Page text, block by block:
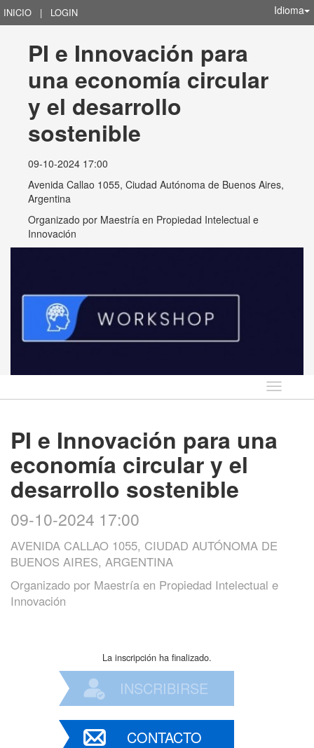
INICIO | LOGIN Idioma
PI e Innovación para
una economía circular
y el desarrollo
sostenible
09-10-2024 17:00
Avenida Callao 1055, Ciudad Autónoma de Buenos Aires,
Argentina
Organizado por Maestría en Propiedad Intelectual e
Innovación
Idioma
PI e Innovación para una
economía circular y el
desarrollo sostenible
09-10-2024 17:00
AVENIDA CALLAO 1055, CIUDAD AUTÓNOMA DE
BUENOS AIRES, ARGENTINA
Organizado por Maestría en Propiedad Intelectual e
Innovación
La inscripción ha finalizado.
INSCRIBIRSE
CONTACTO